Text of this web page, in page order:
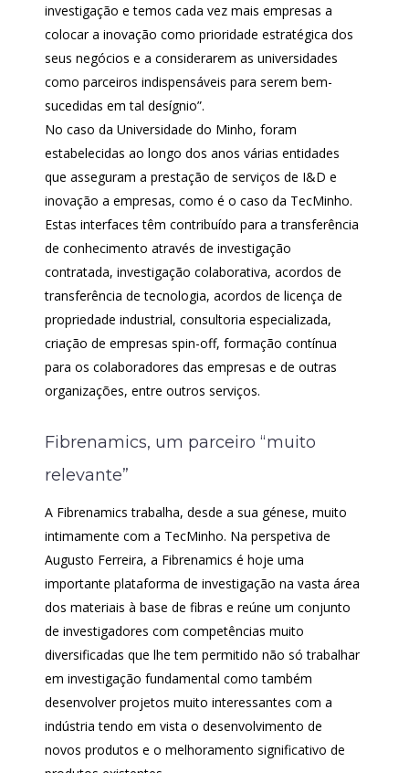
investigação e temos cada vez mais empresas a
colocar a inovação como prioridade estratégica dos
seus negócios e a considerarem as universidades
como parceiros indispensáveis para serem bem-
sucedidas em tal desígnio”.
No caso da Universidade do Minho, foram
estabelecidas ao longo dos anos várias entidades
que asseguram a prestação de serviços de I&D e
inovação a empresas, como é o caso da TecMinho.
Estas interfaces têm contribuído para a transferência
de conhecimento através de investigação
contratada, investigação colaborativa, acordos de
transferência de tecnologia, acordos de licença de
propriedade industrial, consultoria especializada,
criação de empresas spin-off, formação contínua
para os colaboradores das empresas e de outras
organizações, entre outros serviços.
Fibrenamics, um parceiro “muito
relevante”
A Fibrenamics trabalha, desde a sua génese, muito
intimamente com a TecMinho. Na perspetiva de
Augusto Ferreira, a Fibrenamics é hoje uma
importante plataforma de investigação na vasta área
dos materiais à base de fibras e reúne um conjunto
de investigadores com competências muito
diversificadas que lhe tem permitido não só trabalhar
em investigação fundamental como também
desenvolver projetos muito interessantes com a
indústria tendo em vista o desenvolvimento de
novos produtos e o melhoramento significativo de